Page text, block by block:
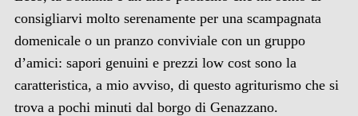
consigliarvi molto serenamente per una scampagnata
domenicale o un pranzo conviviale con un gruppo
d’amici: sapori genuini e prezzi low cost sono la
caratteristica, a mio avviso, di questo agriturismo che si
trova a pochi minuti dal borgo di Genazzano.